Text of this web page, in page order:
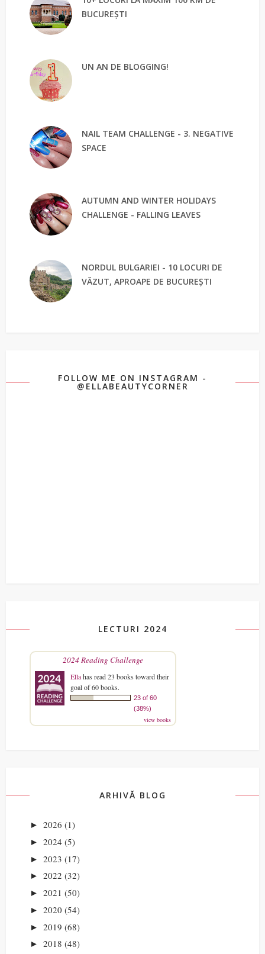
BUCUREȘTI
UN AN DE BLOGGING!
NAIL TEAM CHALLENGE - 3. NEGATIVE
SPACE
AUTUMN AND WINTER HOLIDAYS
CHALLENGE - FALLING LEAVES
NORDUL BULGARIEI - 10 LOCURI DE
VĂZUT, APROAPE DE BUCUREȘTI
FOLLOW ME ON INSTAGRAM -
@ELLABEAUTYCORNER
LECTURI 2024
2024 Reading Challenge
Ellahas read 23 books toward their
goal of 60 books.
23 of 60
(38%)
view books
ARHIVĂ BLOG
► 2026 (1)
► 2024 (5)
► 2023 (17)
► 2022 (32)
► 2021 (50)
► 2020 (54)
► 2019 (68)
► 2018 (48)